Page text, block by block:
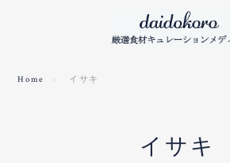
Home イサキ
イサキ